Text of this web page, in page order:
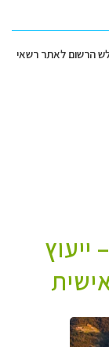
הרשום לאתר רשאי
ייעוץ